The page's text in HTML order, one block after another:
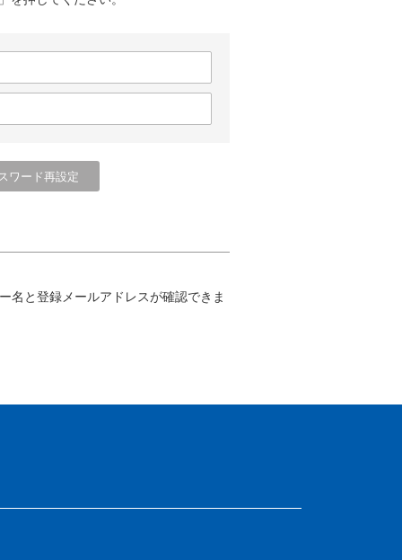
名と登録メールアドレスが確認できま